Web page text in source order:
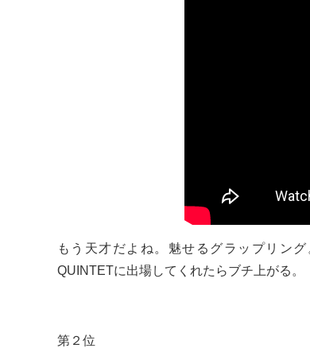
もう天才だよね。魅せるグラップリン
QUINTETに出場してくれたらブチ上がる。
第２位